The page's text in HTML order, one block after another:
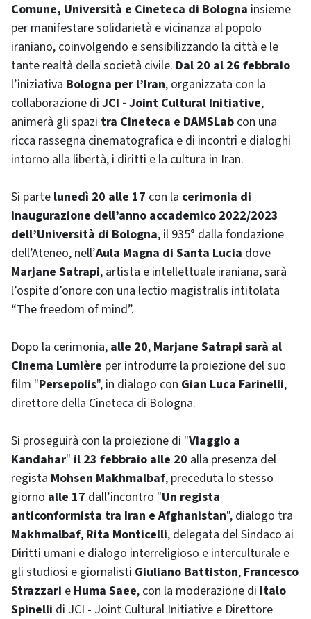
Comune, Università e Cineteca di Bologna insieme
per manifestare solidarietà e vicinanza al popolo
iraniano, coinvolgendo e sensibilizzando la città e le
tante realtà della società civile. Dal 20 al 26 febbraio
l’iniziativa Bologna per l’Iran, organizzata con la
collaborazione di JCI - Joint Cultural Initiative,
animerà gli spazi tra Cineteca e DAMSLab con una
ricca rassegna cinematografica e di incontri e dialoghi
intorno alla libertà, i diritti e la cultura in Iran.
Si parte lunedì 20 alle 17 con la cerimonia di
inaugurazione dell’anno accademico 2022/2023
dell’Università di Bologna, il 935° dalla fondazione
dell’Ateneo, nell’Aula Magna di Santa Lucia dove
Marjane Satrapi, artista e intellettuale iraniana, sarà
l’ospite d’onore con una lectio magistralis intitolata
“The freedom of mind”.
Dopo la cerimonia, alle 20, Marjane Satrapi sarà al
Cinema Lumière per introdurre la proiezione del suo
film "Persepolis", in dialogo con Gian Luca Farinelli,
direttore della Cineteca di Bologna.
Si proseguirà con la proiezione di "Viaggio a
Kandahar" il 23 febbraio alle 20 alla presenza del
regista Mohsen Makhmalbaf, preceduta lo stesso
giorno alle 17 dall’incontro "Un regista
anticonformista tra Iran e Afghanistan", dialogo tra
Makhmalbaf, Rita Monticelli, delegata del Sindaco ai
Diritti umani e dialogo interreligioso e interculturale e
gli studiosi e giornalisti Giuliano Battiston, Francesco
Strazzari e Huma Saee, con la moderazione di Italo
Spinelli di JCI - Joint Cultural Initiative e Direttore